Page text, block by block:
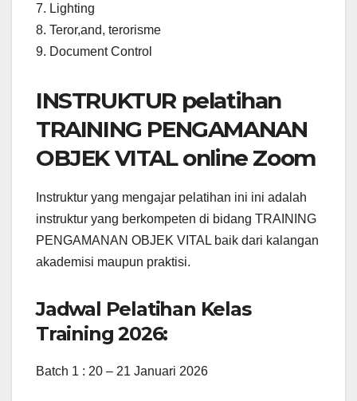
7. Lighting
8. Teror,and, terorisme
9. Document Control
INSTRUKTUR pelatihan
TRAINING PENGAMANAN
OBJEK VITAL online Zoom
Instruktur yang mengajar pelatihan ini ini adalah
instruktur yang berkompeten di bidang TRAINING
PENGAMANAN OBJEK VITAL baik dari kalangan
akademisi maupun praktisi.
Jadwal Pelatihan Kelas
Training 2026:
Batch 1 : 20 – 21 Januari 2026